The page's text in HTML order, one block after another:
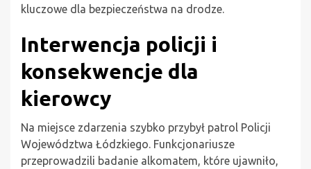
kluczowe dla bezpieczeństwa na drodze.
Interwencja policji i
konsekwencje dla
kierowcy
Na miejsce zdarzenia szybko przybył patrol Policji
Województwa Łódzkiego. Funkcjonariusze
przeprowadzili badanie alkomatem, które ujawniło,